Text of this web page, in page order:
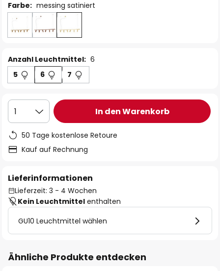
Farbe: messing satiniert
Anzahl Leuchtmittel: 6
5
6 7
1 In den Warenkorb
50 Tage kostenlose Retoure
Kauf auf Rechnung
Lieferinformationen
Lieferzeit: 3 - 4 Wochen
Kein Leuchtmittel enthalten
GU10 Leuchtmittel wählen
Ähnliche Produkte entdecken